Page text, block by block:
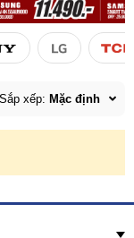
Sắp xếp: Mặc định